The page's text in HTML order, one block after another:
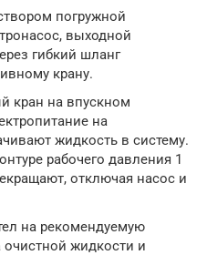
погружной
выходной
гибкий шланг
крану.
кран на впускном
на
жидкость в систему.
рабочего давления 1
отключая насос и
на рекомендуемую
очистной жидкости и